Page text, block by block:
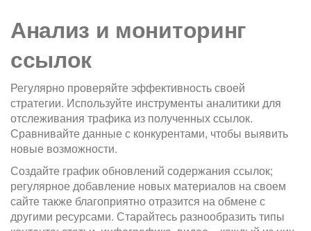
Анализ и мониторинг
ссылок
Регулярно проверяйте эффективность своей
стратегии. Используйте инструменты аналитики для
отслеживания трафика из полученных ссылок.
Сравнивайте данные с конкурентами, чтобы выявить
новые возможности.
Создайте график обновлений содержания ссылок;
регулярное добавление новых материалов на своем
сайте также благоприятно отразится на обмене с
другими ресурсами. Старайтесь разнообразить типы